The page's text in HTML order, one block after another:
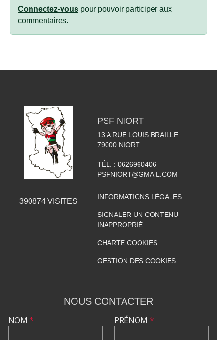
Connectez-vous pour pouvoir participer aux
commentaires.
390874 VISITES
PSF NIORT
13 A RUE LOUIS BRAILLE
79000 NIORT
TÉL. : 0626960406
PSFNIORT@GMAIL.COM
INFORMATIONS LÉGALES
SIGNALER UN CONTENU
INAPPROPRIÉ
CHARTE COOKIES
GESTION DES COOKIES
NOUS CONTACTER
NOM * PRÉNOM *